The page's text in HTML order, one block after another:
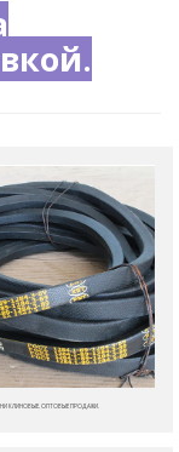
КЛИНОВЫЕ. ОПТОВЫЕ ПРОДАЖИ.